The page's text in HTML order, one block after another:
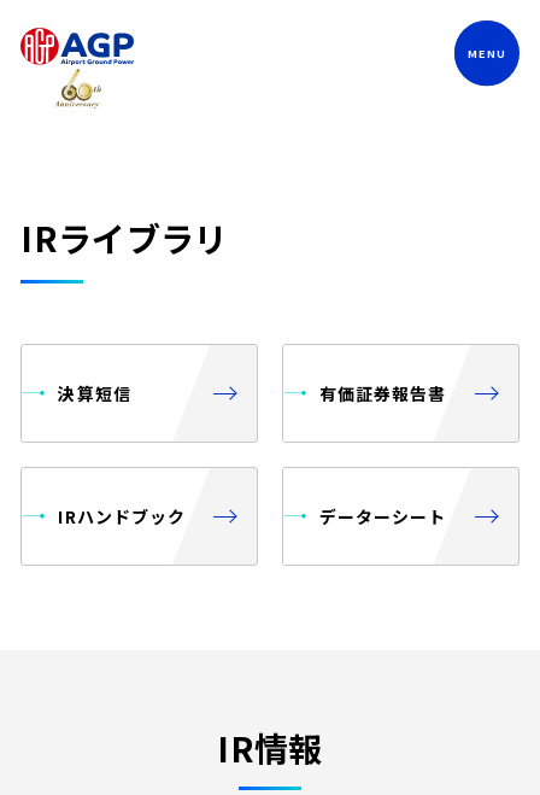
IRライブラリ
決算短信 有価証券報告書
IRハンドブック データーシート
IR情報